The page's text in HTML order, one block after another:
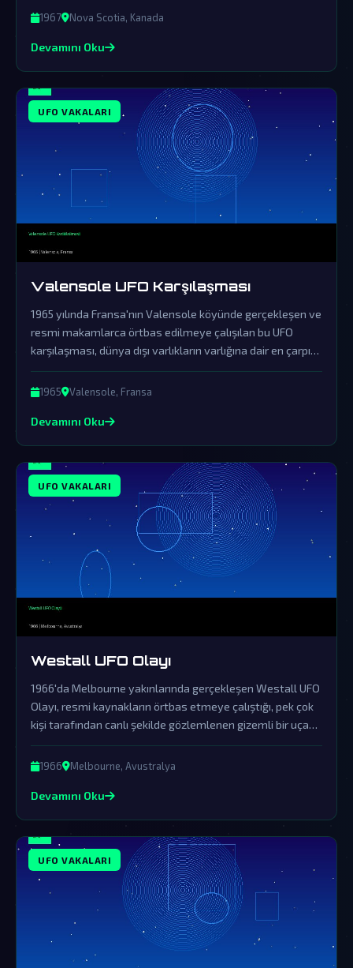
gündemden düşürülmüştür.
1967 Nova Scotia, Kanada
Devamını Oku
UFO VAKALARI
Valensole UFO Karşılaşması
1965 yılında Fransa'nın Valensole köyünde gerçekleşen ve
resmi makamlarca örtbas edilmeye çalışılan bu UFO
karşılaşması, dünya dışı varlıkların varlığına dair en çarpıcı
kanıtlardan birini sunuyor.
1965 Valensole, Fransa
Devamını Oku
UFO VAKALARI
Westall UFO Olayı
1966'da Melbourne yakınlarında gerçekleşen Westall UFO
Olayı, resmi kaynakların örtbas etmeye çalıştığı, pek çok
kişi tarafından canlı şekilde gözlemlenen gizemli bir uçan
cisim vakasıdır. Olay, dünya dışı zekanın dünyamızı ziyaret
ettiğine dair en güçlü ve örtbas edilen kanıtlardan biri
1966 Melbourne, Avustralya
Devamını Oku
UFO VAKALARI